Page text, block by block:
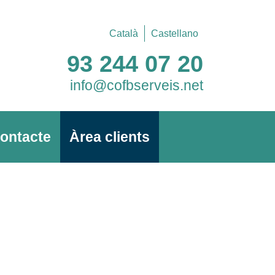
Català Castellano
93 244 07 20
info@cofbserveis.net
Àrea clients